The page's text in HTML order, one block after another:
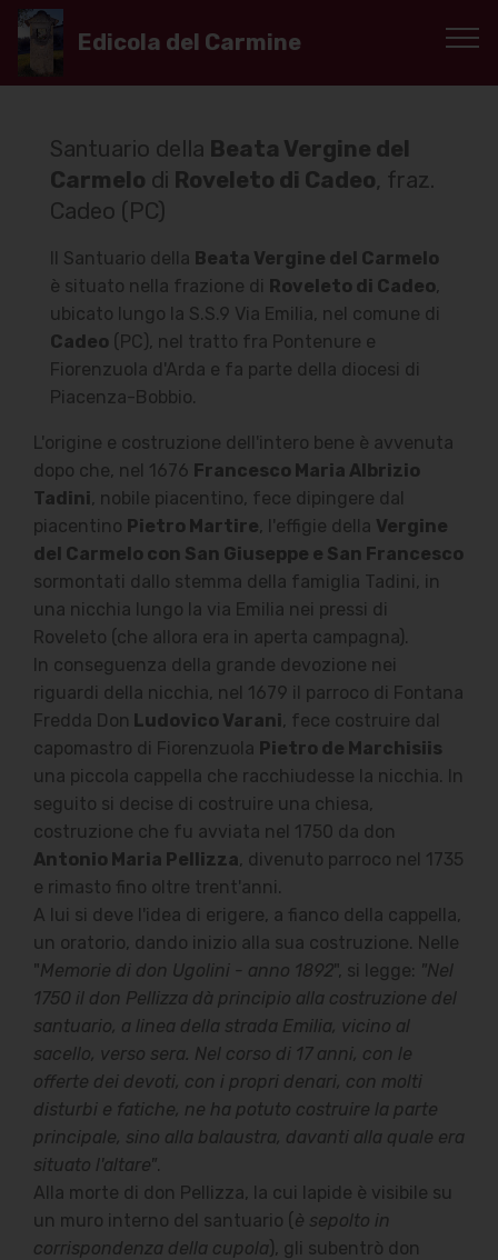
Santuario della Beata Vergine del
Carmelo di Roveleto di Cadeo, fraz.
Cadeo (PC)
Il Santuario della Beata Vergine del Carmelo
è situato nella frazione di Roveleto di Cadeo,
ubicato lungo la S.S.9 Via Emilia, nel comune di
Cadeo (PC), nel tratto fra Pontenure e
Fiorenzuola d'Arda e fa parte della diocesi di
Piacenza-Bobbio.
L'origine e costruzione dell'intero bene è avvenuta
dopo che, nel 1676 Francesco Maria Albrizio
Tadini, nobile piacentino, fece dipingere dal
piacentino Pietro Martire, l'effigie della Vergine
del Carmelo con San Giuseppe e San Francesco
sormontati dallo stemma della famiglia Tadini, in
una nicchia lungo la via Emilia nei pressi di
Roveleto (che allora era in aperta campagna).
In conseguenza della grande devozione nei
riguardi della nicchia, nel 1679 il parroco di Fontana
Fredda Don Ludovico Varani, fece costruire dal
capomastro di Fiorenzuola Pietro de Marchisiis
una piccola cappella che racchiudesse la nicchia. In
seguito si decise di costruire una chiesa,
costruzione che fu avviata nel 1750 da don
Antonio Maria Pellizza, divenuto parroco nel 1735
e rimasto fino oltre trent'anni.
A lui si deve l'idea di erigere, a fianco della cappella,
un oratorio, dando inizio alla sua costruzione. Nelle
"Memorie di don Ugolini - anno 1892", si legge: "Nel
1750 il don Pellizza dà principio alla costruzione del
santuario, a linea della strada Emilia, vicino al
sacello, verso sera. Nel corso di 17 anni, con le
offerte dei devoti, con i propri denari, con molti
disturbi e fatiche, ne ha potuto costruire la parte
principale, sino alla balaustra, davanti alla quale era
situato l'altare".
Alla morte di don Pellizza, la cui lapide è visibile su
un muro interno del santuario ( è sepolto in
corrispondenza della cupola), gli subentrò don
Edicola del Carmine